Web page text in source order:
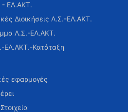
- ΕΛ.ΑΚΤ.
Διοικήσεις Λ.Σ.-ΕΛ.ΑΚΤ.
Λ.Σ.-ΕΛ.ΑΚΤ.
ΕΛ.ΑΚΤ.-Κατάταξη
εφαρμογές